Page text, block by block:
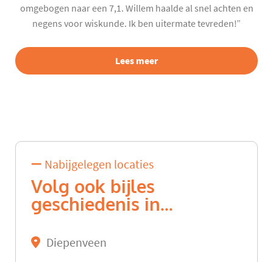
omgebogen naar een 7,1. Willem haalde al snel achten en
negens voor wiskunde. Ik ben uitermate tevreden!”
Lees meer
Nabijgelegen locaties
Volg ook bijles
geschiedenis in...
Diepenveen